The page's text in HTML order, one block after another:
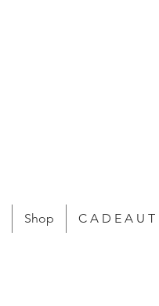
Shop C A D E A U T